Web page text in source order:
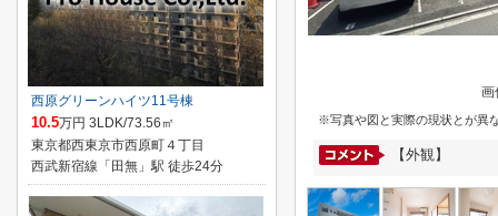
画
※写真や図と実際の現状とが異
【外観】
西原グリーンハイツ11号棟
10.5万円 3LDK/73.56㎡
東京都西東京市西原町４丁目
西武新宿線「田無」駅 徒歩24分